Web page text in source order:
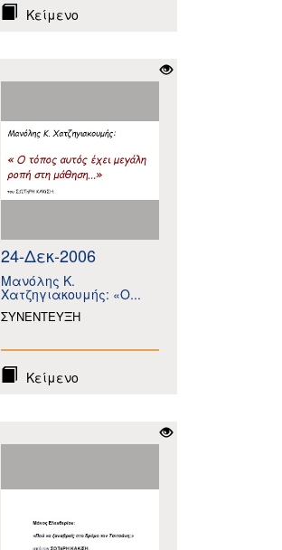
Κείμενο
24-Δεκ-2006
Μανόλης Κ.
Χατζηγιακουμής: «Ο...
ΣΥΝΕΝΤΕΥΞΗ
Κείμενο